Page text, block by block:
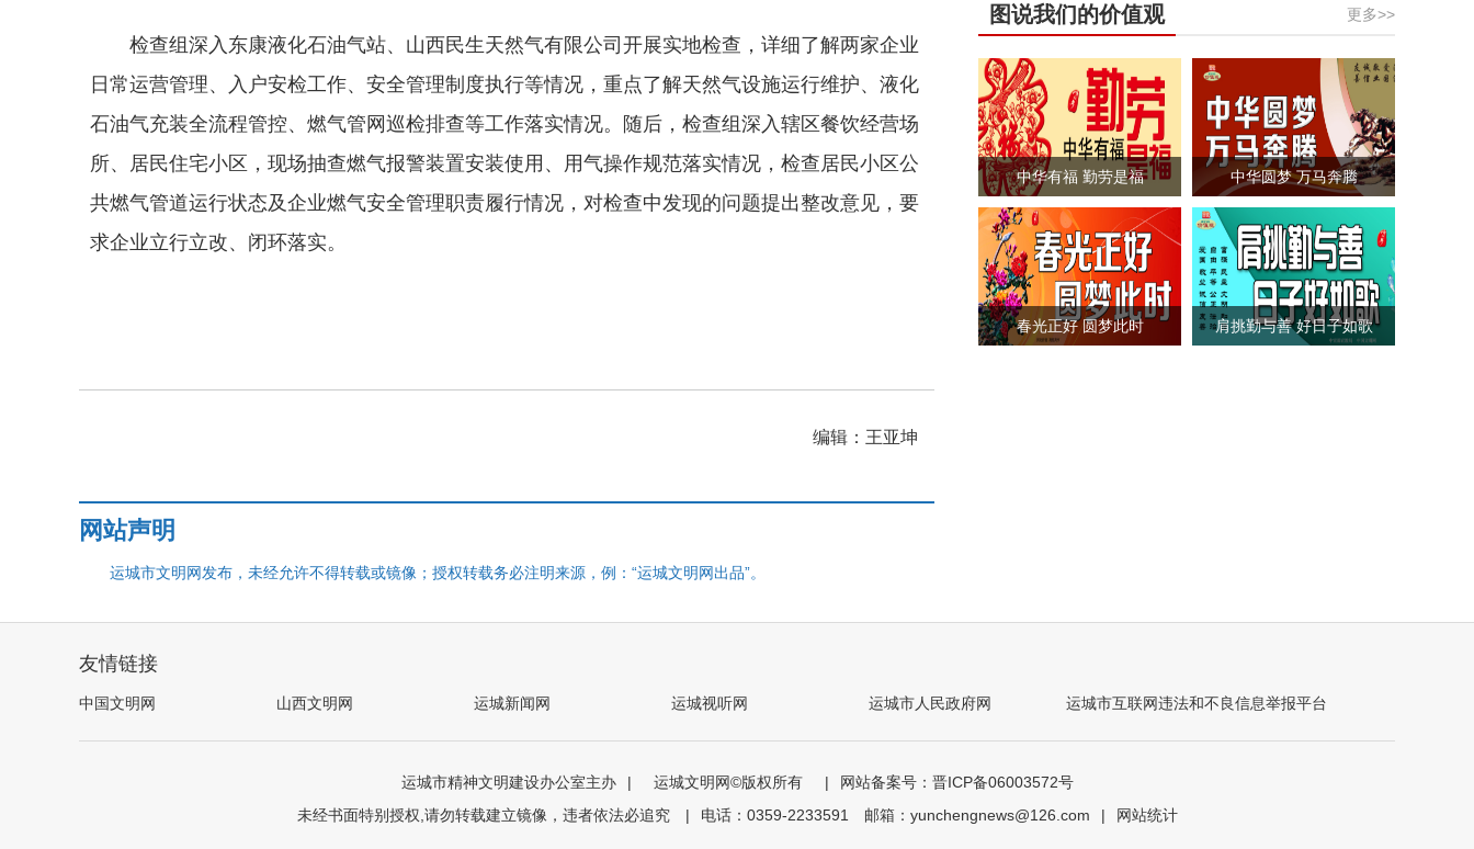
检查组深入东康液化石油气站、山西民生天然气有限公司开展实地检查，详细了解两家企业
日常运营管理、入户安检工作、安全管理制度执行等情况，重点了解天然气设施运行维护、液化
石油气充装全流程管控、燃气管网巡检排查等工作落实情况。随后，检查组深入辖区餐饮经营场
所、居民住宅小区，现场抽查燃气报警装置安装使用、用气操作规范落实情况，检查居民小区公
共燃气管道运行状态及企业燃气安全管理职责履行情况，对检查中发现的问题提出整改意见，要
求企业立行立改、闭环落实。
编辑：王亚坤
网站声明
运城市文明网发布，未经允许不得转载或镜像；授权转载务必注明来源，例：“运城文明网出品”。
图说我们的价值观 更多>>
中华有福 勤劳是福 中华圆梦 万马奔腾
春光正好 圆梦此时 肩挑勤与善 好日子如歌
友情链接
中国文明网 山西文明网 运城新闻网 运城视听网 运城市人民政府网 运城市互联网违法和不良信息举报平台
运城市精神文明建设办公室主办 | 运城文明网©版权所有 |
网站备案号：晋ICP备06003572号
未经书面特别授权,请勿转载建立镜像，违者依法必追究
| 电话：0359-2233591 邮箱：yunchengnews@126.com | 网站统计